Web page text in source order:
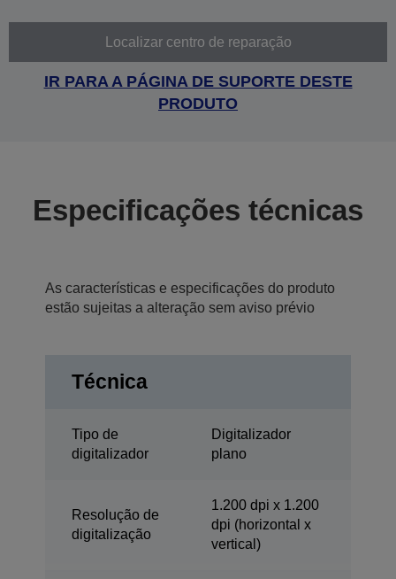
Localizar centro de reparação
IR PARA A PÁGINA DE SUPORTE DESTE
PRODUTO
Especificações técnicas
As características e especificações do produto
estão sujeitas a alteração sem aviso prévio
Técnica
Tipo de
digitalizador
Digitalizador
plano
Resolução de
digitalização
1.200 dpi x 1.200
dpi (horizontal x
vertical)